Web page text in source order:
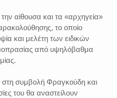
αίθουσα και τα «αρχηγεία»
το οποίο
και μελέτη των ειδικών
από υψηλόβαθμα
στη συμβολή Φραγκούδη και
του θα αναστείλουν